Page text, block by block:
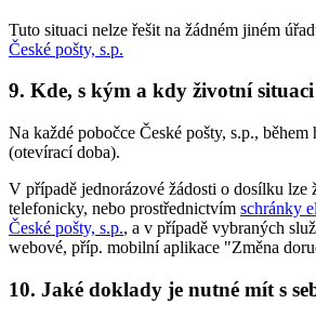
Tuto situaci nelze řešit na žádném jiném
České pošty, s.p.
9. Kde, s kým a kdy životní
Na každé pobočce České pošty, s.p.,
(otevírací doba).
V případě jednorázové žádosti o dosílku lze
telefonicky, nebo prostřednictvím schránky
České pošty, s.p., a v případě vybraných
webové, příp. mobilní aplikace "Změna
10. Jaké doklady je nutné mít s